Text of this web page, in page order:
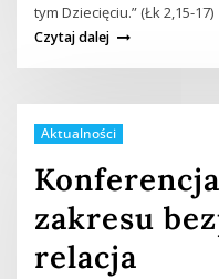
tym Dziecięciu.” (Łk 2,15-17)
Czytaj dalej
Aktualności
zakresu
relacja